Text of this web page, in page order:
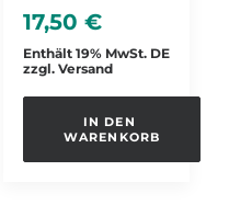
17,50 €
Enthält 19% MwSt. DE
zzgl. Versand
IN DEN
WARENKORB